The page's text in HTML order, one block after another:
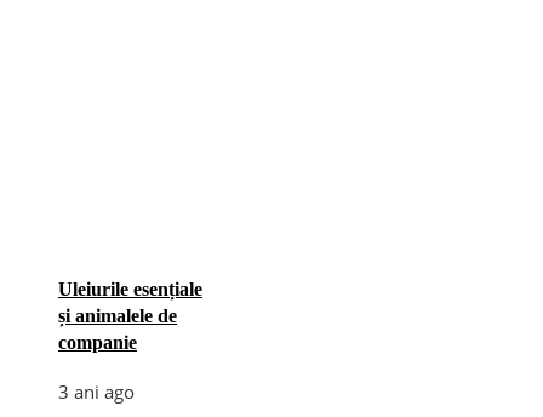
Uleiurile esențiale
și animalele de
companie
3 ani ago